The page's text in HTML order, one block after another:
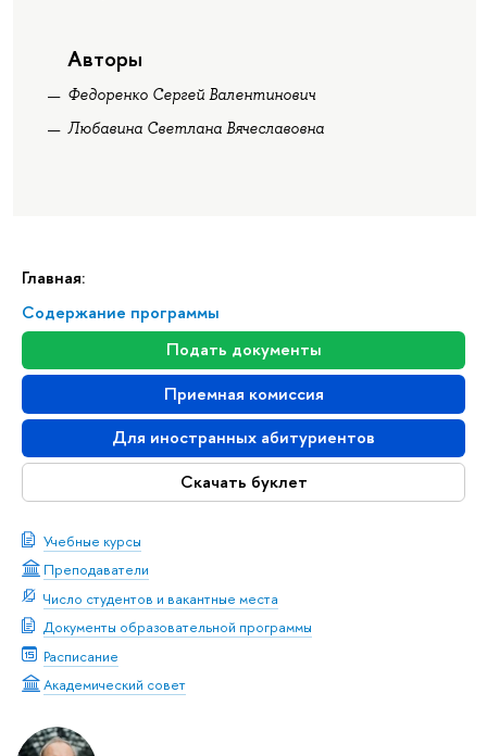
Главная:
Содержание программы
Подать документы
Приемная комиссия
Для иностранных абитуриентов
Скачать буклет
Учебные курсы
Преподаватели
Число студентов и вакантные места
Документы образовательной программы
Расписание
Академический совет
Авторы
Федоренко Сергей Валентинович
Любавина Светлана Вячеславовна